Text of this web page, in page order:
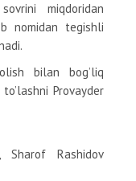
miqdoridan
nomidan tegishli
bilan bog’liq
Provayder
Sharof Rashidov